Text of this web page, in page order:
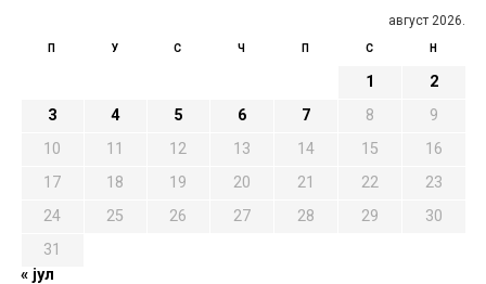
август 2026.
П У С Ч П С Н
1
2
3
4 5 6 7 8
9
10
11 12 13 14 15
16
17
18 19 20 21 22
23
24
25 26 27 28 29
30
31
« јул